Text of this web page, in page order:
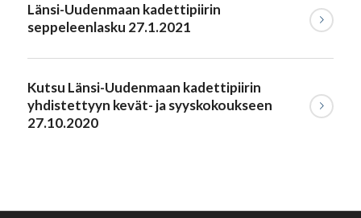
Länsi-Uudenmaan kadettipiirin
seppeleenlasku 27.1.2021
Kutsu Länsi-Uudenmaan kadettipiirin
yhdistettyyn kevät- ja syyskokoukseen
27.10.2020